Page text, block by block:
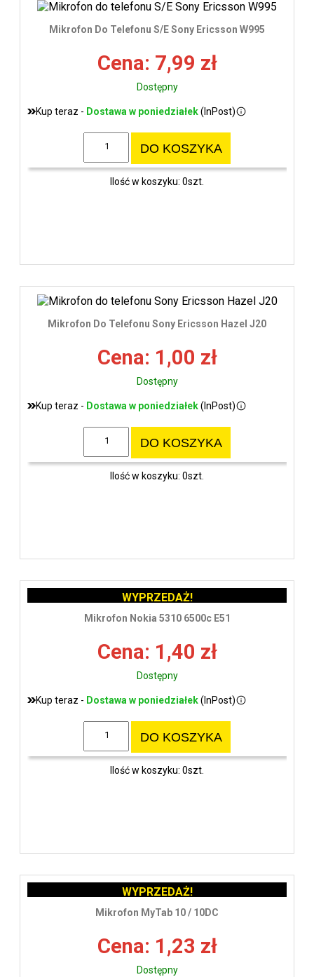
Mikrofon Do Telefonu S/E Sony Ericsson W995
Cena: 7,99 zł
Dostępny
Kup teraz - Dostawa w poniedziałek(InPost)
DO KOSZYKA
Ilość w koszyku: 0szt.
Mikrofon Do Telefonu Sony Ericsson Hazel J20
Cena: 1,00 zł
Dostępny
Kup teraz - Dostawa w poniedziałek(InPost)
DO KOSZYKA
Ilość w koszyku: 0szt.
Mikrofon Nokia 5310 6500c E51
Cena: 1,40 zł
Dostępny
Kup teraz - Dostawa w poniedziałek(InPost)
DO KOSZYKA
Ilość w koszyku: 0szt.
WYPRZEDAŻ!
Mikrofon MyTab 10 / 10DC
Cena: 1,23 zł
Dostępny
WYPRZEDAŻ!